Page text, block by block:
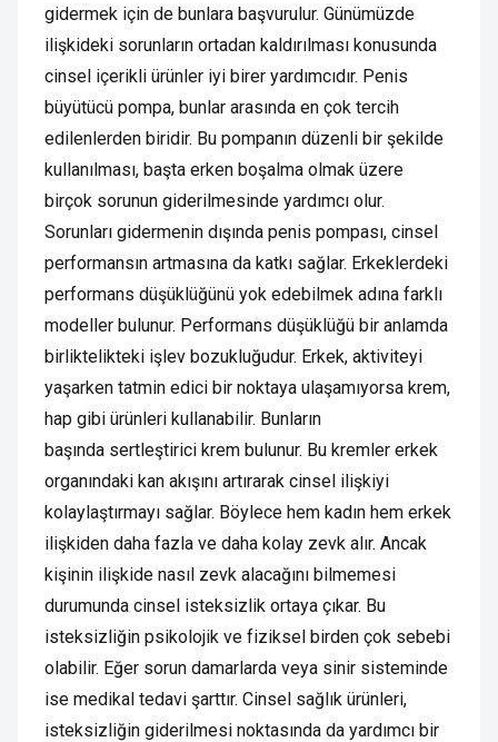
gidermek için de bunlara başvurulur. Günümüzde
ilişkideki sorunların ortadan kaldırılması konusunda
cinsel içerikli ürünler iyi birer yardımcıdır. Penis
büyütücü pompa, bunlar arasında en çok tercih
edilenlerden biridir. Bu pompanın düzenli bir şekilde
kullanılması, başta erken boşalma olmak üzere
birçok sorunun giderilmesinde yardımcı olur.
Sorunları gidermenin dışında penis pompası, cinsel
performansın artmasına da katkı sağlar. Erkeklerdeki
performans düşüklüğünü yok edebilmek adına farklı
modeller bulunur. Performans düşüklüğü bir anlamda
birliktelikteki işlev bozukluğudur. Erkek, aktiviteyi
yaşarken tatmin edici bir noktaya ulaşamıyorsa krem,
hap gibi ürünleri kullanabilir. Bunların
başında sertleştirici krem bulunur. Bu kremler erkek
organındaki kan akışını artırarak cinsel ilişkiyi
kolaylaştırmayı sağlar. Böylece hem kadın hem erkek
ilişkiden daha fazla ve daha kolay zevk alır. Ancak
kişinin ilişkide nasıl zevk alacağını bilmemesi
durumunda cinsel isteksizlik ortaya çıkar. Bu
isteksizliğin psikolojik ve fiziksel birden çok sebebi
olabilir. Eğer sorun damarlarda veya sinir sisteminde
ise medikal tedavi şarttır. Cinsel sağlık ürünleri,
isteksizliğin giderilmesi noktasında da yardımcı bir